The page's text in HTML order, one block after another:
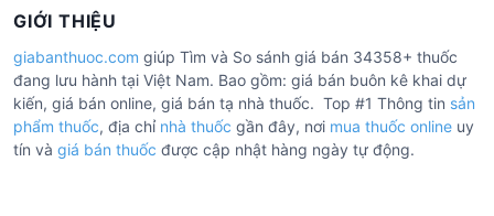
GIỚI THIỆU
giabanthuoc.com giúp Tìm và So sánh giá bán 34358+ thuốc
đang lưu hành tại Việt Nam. Bao gồm: giá bán buôn kê khai dự
kiến, giá bán online, giá bán tạ nhà thuốc. Top #1 Thông tin sản
phẩm thuốc, địa chỉ nhà thuốc gần đây, nơi mua thuốc online uy
tín và giá bán thuốc được cập nhật hàng ngày tự động.